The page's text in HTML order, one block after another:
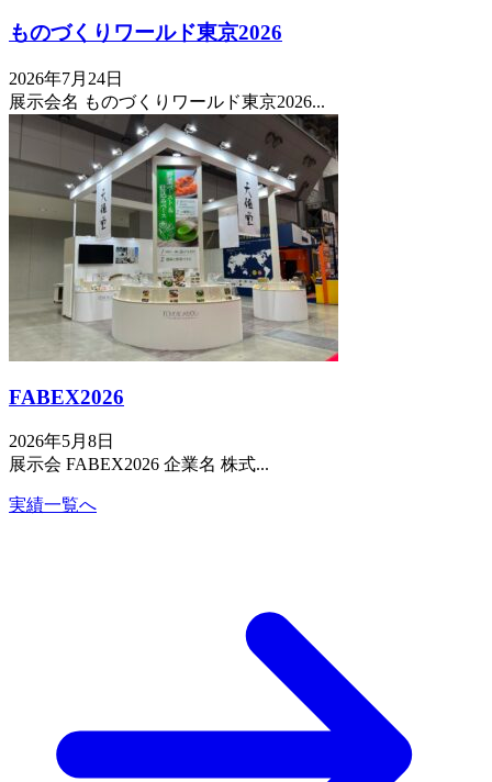
ものづくりワールド東京2026
2026年7月24日
展示会名 ものづくりワールド東京2026...
FABEX2026
2026年5月8日
展示会 FABEX2026 企業名 株式...
実績一覧へ